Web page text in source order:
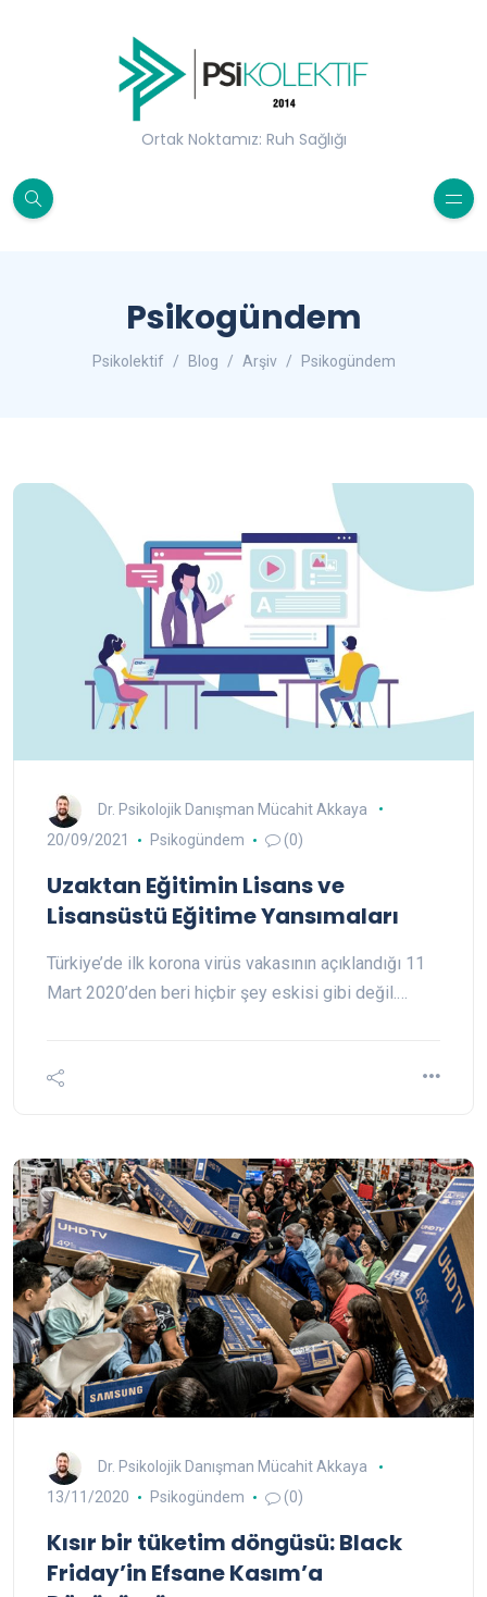
Ortak Noktamız: Ruh Sağlığı
Psikogündem
Psikolektif Blog Arşiv Psikogündem
Dr. Psikolojik Danışman Mücahit Akkaya
20/09/2021
Psikogündem (0)
Uzaktan Eğitimin Lisans ve
Lisansüstü Eğitime Yansımaları
Türkiye’de ilk korona virüs vakasının açıklandığı 11
Mart 2020’den beri hiçbir şey eskisi gibi değil.…
Dr. Psikolojik Danışman Mücahit Akkaya
13/11/2020
Psikogündem (0)
Kısır bir tüketim döngüsü: Black
Friday’in Efsane Kasım’a